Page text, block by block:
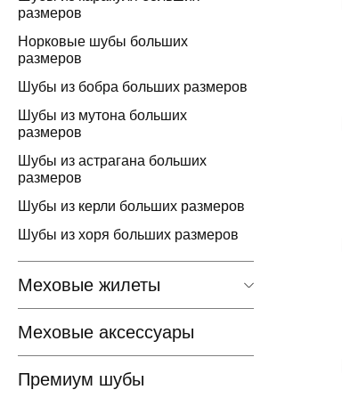
размеров
Норковые шубы больших
размеров
Шубы из бобра больших размеров
Шубы из мутона больших
размеров
Шубы из астрагана больших
размеров
Шубы из керли больших размеров
Шубы из хоря больших размеров
Меховые жилеты
Меховые аксессуары
Премиум шубы